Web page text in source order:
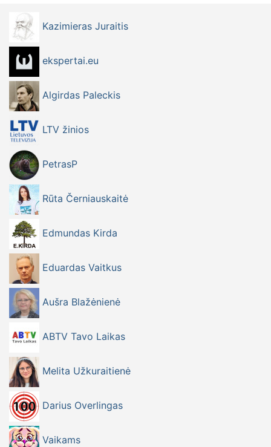
Kazimieras Juraitis
ekspertai.eu
Algirdas Paleckis
LTV žinios
PetrasP
Rūta Černiauskaitė
Edmundas Kirda
Eduardas Vaitkus
Aušra Blažėnienė
ABTV Tavo Laikas
Melita Užkuraitienė
Darius Overlingas
Vaikams